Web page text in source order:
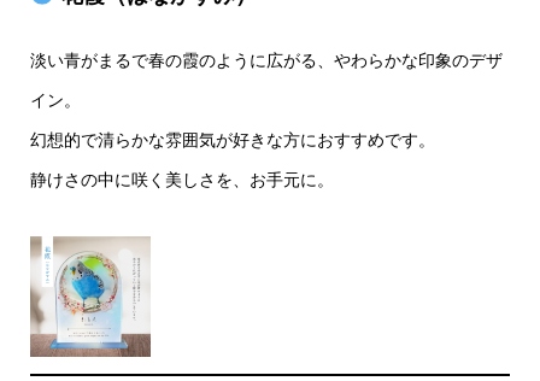
淡い青がまるで春の霞のように広がる、やわらかな印象のデザ
イン。
幻想的で清らかな雰囲気が好きな方におすすめです。
静けさの中に咲く美しさを、お手元に。